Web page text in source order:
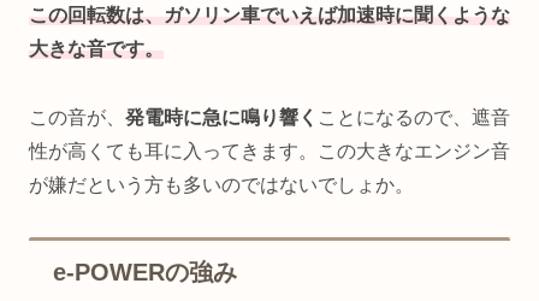
この回転数は、ガソリン車でいえば加速時に聞くような
大きな音です。
この音が、 発電時に急に鳴り響く ことになるので、遮音
性が高くても耳に入ってきます。この大きなエンジン音
が嫌だという方も多いのではないでしょか。
e-POWERの強み